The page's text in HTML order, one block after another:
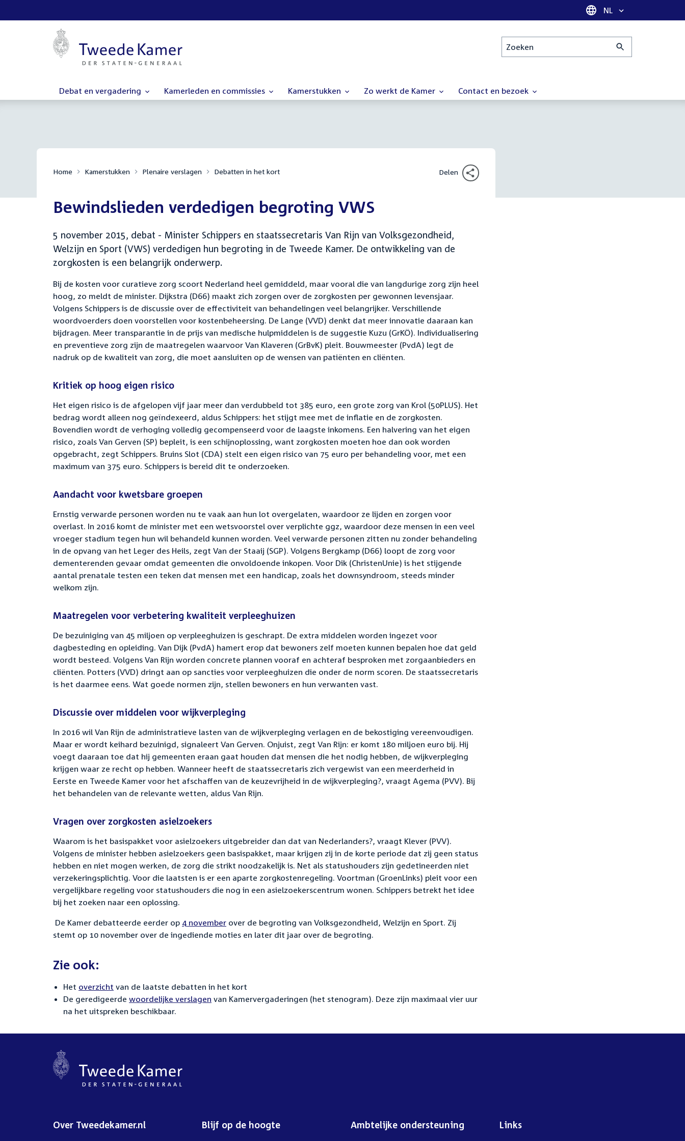
Taal selectie
NL
Zoeken
Debat en vergadering Kamerleden en commissies Kamerstukken Zo werkt de Kamer Contact en bezoek
Home Kamerstukken Plenaire verslagen Debatten in het kort Delen
Bewindslieden verdedigen begroting VWS
5 november 2015, debat - Minister Schippers en staatssecretaris Van Rijn van Volksgezondheid,
Welzijn en Sport (VWS) verdedigen hun begroting in de Tweede Kamer. De ontwikkeling van de
zorgkosten is een belangrijk onderwerp.
Bij de kosten voor curatieve zorg scoort Nederland heel gemiddeld, maar vooral die van langdurige zorg zijn heel
hoog, zo meldt de minister. Dijkstra (D66) maakt zich zorgen over de zorgkosten per gewonnen levensjaar.
Volgens Schippers is de discussie over de effectiviteit van behandelingen veel belangrijker. Verschillende
woordvoerders doen voorstellen voor kostenbeheersing. De Lange (VVD) denkt dat meer innovatie daaraan kan
bijdragen. Meer transparantie in de prijs van medische hulpmiddelen is de suggestie Kuzu (GrKÖ). Individualisering
en preventieve zorg zijn de maatregelen waarvoor Van Klaveren (GrBvK) pleit. Bouwmeester (PvdA) legt de
nadruk op de kwaliteit van zorg, die moet aansluiten op de wensen van patiënten en cliënten.
Kritiek op hoog eigen risico
Het eigen risico is de afgelopen vijf jaar meer dan verdubbeld tot 385 euro, een grote zorg van Krol (50PLUS). Het
bedrag wordt alleen nog geïndexeerd, aldus Schippers: het stijgt mee met de inflatie en de zorgkosten.
Bovendien wordt de verhoging volledig gecompenseerd voor de laagste inkomens. Een halvering van het eigen
risico, zoals Van Gerven (SP) bepleit, is een schijnoplossing, want zorgkosten moeten hoe dan ook worden
opgebracht, zegt Schippers. Bruins Slot (CDA) stelt een eigen risico van 75 euro per behandeling voor, met een
maximum van 375 euro. Schippers is bereid dit te onderzoeken.
Aandacht voor kwetsbare groepen
Ernstig verwarde personen worden nu te vaak aan hun lot overgelaten, waardoor ze lijden en zorgen voor
overlast. In 2016 komt de minister met een wetsvoorstel over verplichte ggz, waardoor deze mensen in een veel
vroeger stadium tegen hun wil behandeld kunnen worden. Veel verwarde personen zitten nu zonder behandeling
in de opvang van het Leger des Heils, zegt Van der Staaij (SGP). Volgens Bergkamp (D66) loopt de zorg voor
dementerenden gevaar omdat gemeenten die onvoldoende inkopen. Voor Dik (ChristenUnie) is het stijgende
aantal prenatale testen een teken dat mensen met een handicap, zoals het downsyndroom, steeds minder
welkom zijn.
Maatregelen voor verbetering kwaliteit verpleeghuizen
De bezuiniging van 45 miljoen op verpleeghuizen is geschrapt. De extra middelen worden ingezet voor
dagbesteding en opleiding. Van Dijk (PvdA) hamert erop dat bewoners zelf moeten kunnen bepalen hoe dat geld
wordt besteed. Volgens Van Rijn worden concrete plannen vooraf en achteraf besproken met zorgaanbieders en
cliënten. Potters (VVD) dringt aan op sancties voor verpleeghuizen die onder de norm scoren. De staatssecretaris
is het daarmee eens. Wat goede normen zijn, stellen bewoners en hun verwanten vast.
Discussie over middelen voor wijkverpleging
In 2016 wil Van Rijn de administratieve lasten van de wijkverpleging verlagen en de bekostiging vereenvoudigen.
Maar er wordt keihard bezuinigd, signaleert Van Gerven. Onjuist, zegt Van Rijn: er komt 180 miljoen euro bij. Hij
voegt daaraan toe dat hij gemeenten eraan gaat houden dat mensen die het nodig hebben, de wijkverpleging
krijgen waar ze recht op hebben. Wanneer heeft de staatssecretaris zich vergewist van een meerderheid in
Eerste en Tweede Kamer voor het afschaffen van de keuzevrijheid in de wijkverpleging?, vraagt Agema (PVV). Bij
het behandelen van de relevante wetten, aldus Van Rijn.
Vragen over zorgkosten asielzoekers
Waarom is het basispakket voor asielzoekers uitgebreider dan dat van Nederlanders?, vraagt Klever (PVV).
Volgens de minister hebben asielzoekers geen basispakket, maar krijgen zij in de korte periode dat zij geen status
hebben en niet mogen werken, de zorg die strikt noodzakelijk is. Net als statushouders zijn gedetineerden niet
verzekeringsplichtig. Voor die laatsten is er een aparte zorgkostenregeling. Voortman (GroenLinks) pleit voor een
vergelijkbare regeling voor statushouders die nog in een asielzoekerscentrum wonen. Schippers betrekt het idee
bij het zoeken naar een oplossing.
De Kamer debatteerde eerder op 4 november over de begroting van Volksgezondheid, Welzijn en Sport. Zij
stemt op 10 november over de ingediende moties en later dit jaar over de begroting.
Zie ook:
Het overzicht van de laatste debatten in het kort
De geredigeerde woordelijke verslagen van Kamervergaderingen (het stenogram). Deze zijn maximaal vier uur
na het uitspreken beschikbaar.
Over Tweedekamer.nl Blijf op de hoogte Ambtelijke ondersteuning Links